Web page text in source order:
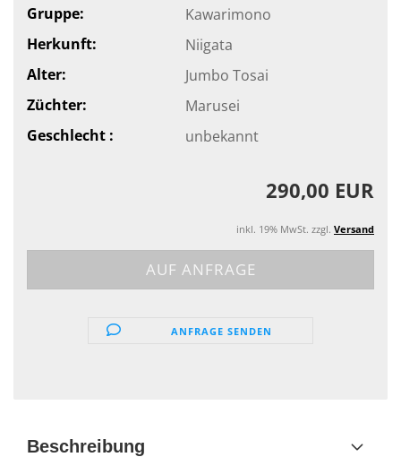
Gruppe:
Kawarimono
Herkunft:
Niigata
Alter:
Jumbo Tosai
Züchter:
Marusei
Geschlecht :
unbekannt
290,00 EUR
inkl. 19% MwSt. zzgl. Versand
ANFRAGE SENDEN
Beschreibung